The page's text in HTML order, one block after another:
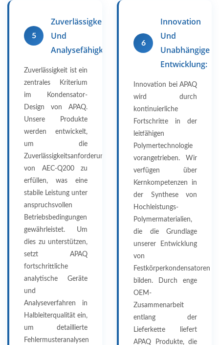
5
Zuverlässigkeit
Und
Analysefähigkeiten
Zuverlässigkeit ist ein
zentrales Kriterium
im Kondensator-
Design von APAQ.
Unsere Produkte
werden entwickelt,
um die
Zuverlässigkeitsanforderungen
von AEC-Q200 zu
erfüllen, was eine
stabile Leistung unter
anspruchsvollen
Betriebsbedingungen
gewährleistet. Um
dies zu unterstützen,
setzt APAQ
fortschrittliche
analytische Geräte
und
Analyseverfahren in
Halbleiterqualität ein,
um detaillierte
Fehlermusteranalysen
6
Innovation
Und
Unabhängige
Entwicklung:
Innovation bei APAQ
wird durch
kontinuierliche
Fortschritte in der
leitfähigen
Polymertechnologie
vorangetrieben. Wir
verfügen über
Kernkompetenzen in
der Synthese von
Hochleistungs-
Polymermaterialien,
die die Grundlage
unserer Entwicklung
von
Festkörperkondensatoren
bilden. Durch enge
OEM-
Zusammenarbeit
entlang der
Lieferkette liefert
APAQ Produkte, die